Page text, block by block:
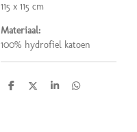
115 x 115 cm
Materiaal:
100% hydrofiel katoen
D
D
S
D